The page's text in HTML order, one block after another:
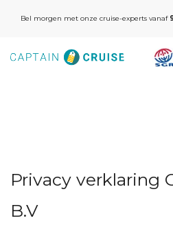
Bel morgen met onze cruise-experts vanaf
Privacy verklaring
B.V